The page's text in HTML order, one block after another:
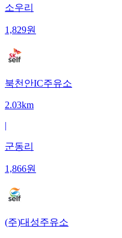
소우리
1,829원
북천안IC주유소
2.03km
|
군동리
1,866원
(주)대성주유소